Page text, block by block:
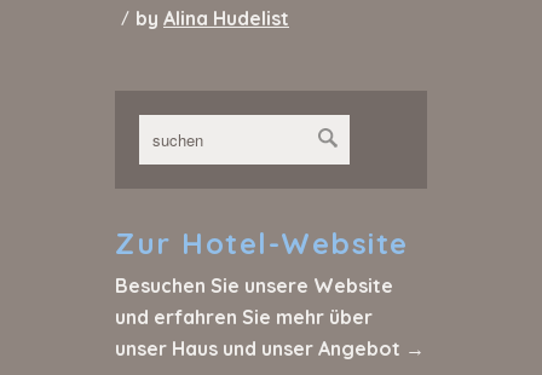
/ by Alina Hudelist
Zur Hotel-Website
Besuchen Sie unsere Website
und erfahren Sie mehr über
unser Haus und unser Angebot →